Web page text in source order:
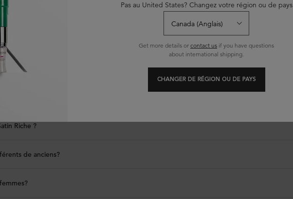
Riche ?
de anciens?
Pas au United States? Changez votre région ou de pays
Get more details or contact us if you have questions
about international shipping.
CHANGER DE RÉGION OU DE PAYS